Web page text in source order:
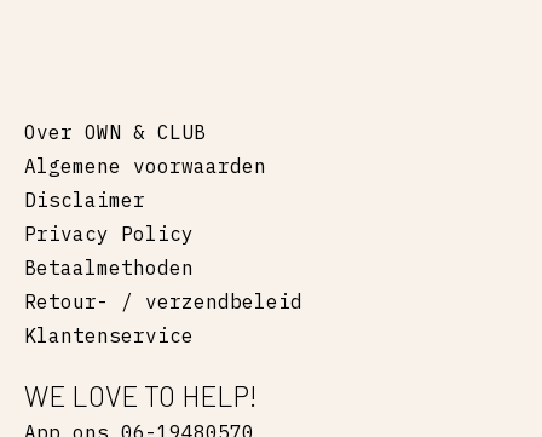
Over OWN & CLUB
Algemene voorwaarden
Disclaimer
Privacy Policy
Betaalmethoden
Retour- / verzendbeleid
Klantenservice
WE LOVE TO HELP!
App ons 06-19480570